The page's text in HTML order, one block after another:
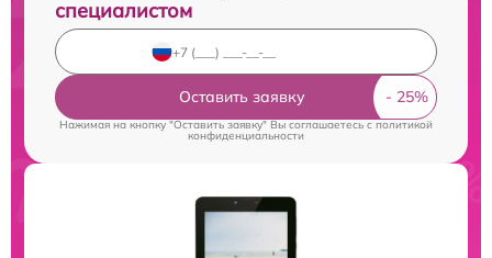
специалистом
Оставить заявку
Нажимая на кнопку "Оставить заявку" Вы соглашаетесь c политикой
конфиденциальности